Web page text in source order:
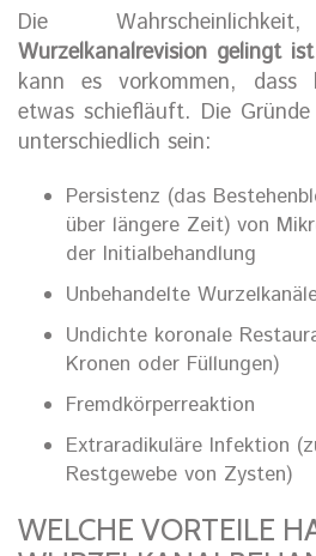
Die
Wurzelkanalrevision gelingt
kann es vorkommen, dass
etwas schiefläuft. Die
unterschiedlich sein:
Persistenz (das
über längere Zeit) von
der Initialbehandlung
Unbehandelte
Undichte koronale
Kronen oder Füllungen)
Fremdkörperreaktion
Extraradikuläre Infektion
Restgewebe von Zysten)
WELCHE VORTEILE